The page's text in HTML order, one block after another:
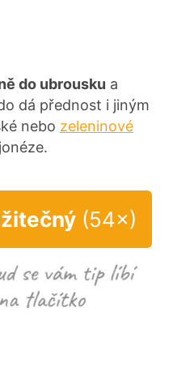
do ubrousku a
dá přednost i jiným
nebo zeleninové
(54×)